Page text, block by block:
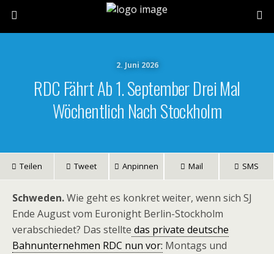
2. Juni 2026
RDC Fährt Ab 1. September Drei Mal
Wöchentlich Nach Stockholm
Teilen Tweet Anpinnen Mail SMS
Schweden.Wie geht es konkret weiter, wenn sich SJ
Ende August vom Euronight Berlin-Stockholm
verabschiedet? Das stellte das private deutsche
Bahnunternehmen RDC nun vor: Montags und